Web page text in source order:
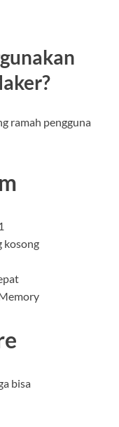
ramah pengguna
kosong
bisa